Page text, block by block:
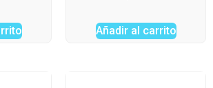
Añadir al carrito